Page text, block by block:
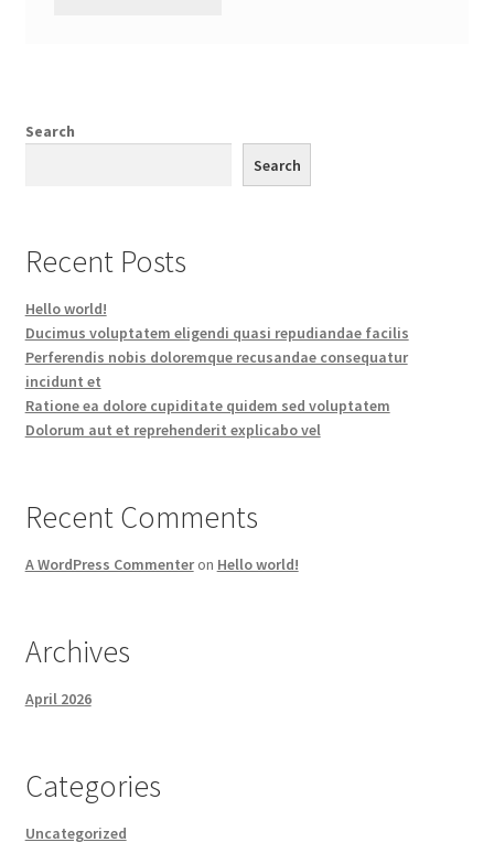
Search
Search
Recent Posts
Hello world!
Ducimus voluptatem eligendi quasi repudiandae facilis
Perferendis nobis doloremque recusandae consequatur
incidunt et
Ratione ea dolore cupiditate quidem sed voluptatem
Dolorum aut et reprehenderit explicabo vel
Recent Comments
A WordPress Commenteron Hello world!
Archives
April 2026
Categories
Uncategorized